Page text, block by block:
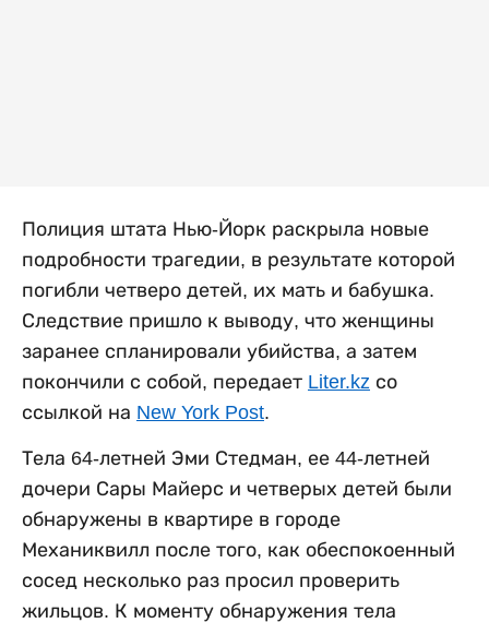
Полиция штата Нью-Йорк раскрыла новые
подробности трагедии, в результате которой
погибли четверо детей, их мать и бабушка.
Следствие пришло к выводу, что женщины
заранее спланировали убийства, а затем
покончили с собой, передает Liter.kz со
ссылкой на New York Post.
Тела 64-летней Эми Стедман, ее 44-летней
дочери Сары Майерс и четверых детей были
обнаружены в квартире в городе
Механиквилл после того, как обеспокоенный
сосед несколько раз просил проверить
жильцов. К моменту обнаружения тела